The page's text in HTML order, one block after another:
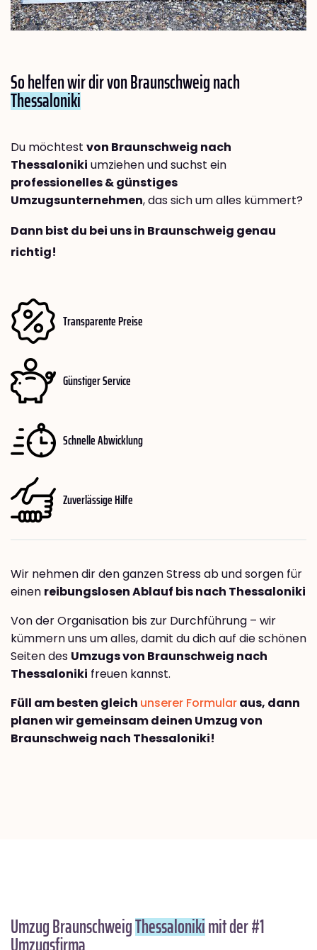
So helfen wir dir von Braunschweig nach
Thessaloniki
Du möchtest von Braunschweig nach
Thessaloniki umziehen und suchst ein
professionelles & günstiges
Umzugsunternehmen, das sich um alles kümmert?
Dann bist du bei uns in Braunschweig genau
richtig!
Transparente Preise
Günstiger Service
Schnelle Abwicklung
Zuverlässige Hilfe
Wir nehmen dir den ganzen Stress ab und sorgen für
einen reibungslosen Ablauf bis nach Thessaloniki
Von der Organisation bis zur Durchführung – wir
kümmern uns um alles, damit du dich auf die schönen
Seiten des Umzugs von Braunschweig nach
Thessaloniki freuen kannst.
Füll am besten gleich unserer Formularaus, dann
planen wir gemeinsam deinen Umzug von
Braunschweig nach Thessaloniki!
Umzug BraunschweigThessalonikimit der #1